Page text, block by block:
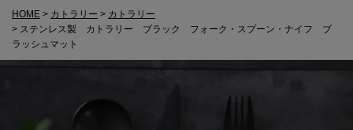
HOME カトラリー
カトラリー
ステンレス製 カトラリー ブラック フォーク・スプーン・ナイフ ブ
ラッシュマット